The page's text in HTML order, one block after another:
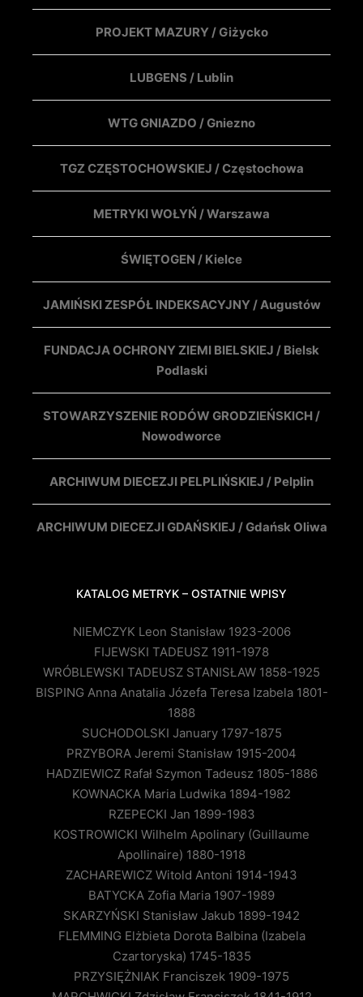
PROJEKT MAZURY / Giżycko
LUBGENS / Lublin
WTG GNIAZDO / Gniezno
TGZ CZĘSTOCHOWSKIEJ / Częstochowa
METRYKI WOŁYŃ / Warszawa
ŚWIĘTOGEN / Kielce
JAMIŃSKI ZESPÓŁ INDEKSACYJNY / Augustów
FUNDACJA OCHRONY ZIEMI BIELSKIEJ / Bielsk
Podlaski
STOWARZYSZENIE RODÓW GRODZIEŃSKICH /
Nowodworce
ARCHIWUM DIECEZJI PELPLIŃSKIEJ / Pelplin
ARCHIWUM DIECEZJI GDAŃSKIEJ / Gdańsk Oliwa
KATALOG METRYK – OSTATNIE WPISY
NIEMCZYK Leon Stanisław 1923-2006
FIJEWSKI TADEUSZ 1911-1978
WRÓBLEWSKI TADEUSZ STANISŁAW 1858-1925
BISPING Anna Anatalia Józefa Teresa Izabela 1801-
1888
SUCHODOLSKI January 1797-1875
PRZYBORA Jeremi Stanisław 1915-2004
HADZIEWICZ Rafał Szymon Tadeusz 1805-1886
KOWNACKA Maria Ludwika 1894-1982
RZEPECKI Jan 1899-1983
KOSTROWICKI Wilhelm Apolinary (Guillaume
Apollinaire) 1880-1918
ZACHAREWICZ Witold Antoni 1914-1943
BATYCKA Zofia Maria 1907-1989
SKARZYŃSKI Stanisław Jakub 1899-1942
FLEMMING Elżbieta Dorota Balbina (Izabela
Czartoryska) 1745-1835
PRZYSIĘŻNIAK Franciszek 1909-1975